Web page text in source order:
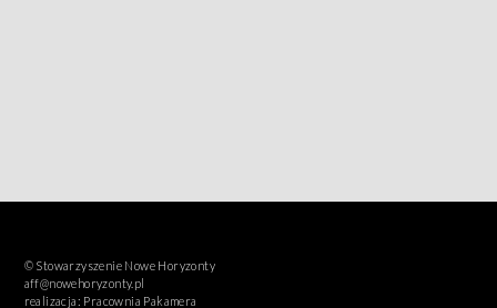
© Stowarzyszenie Nowe Horyzonty
aff@nowehoryzonty.pl
realizacja: Pracownia Pakamera